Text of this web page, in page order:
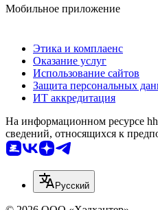
Мобильное приложение
Этика и комплаенс
Оказание услуг
Использование сайтов
Защита персональных
ИТ аккредитация
На информационном ресурсе
сведений, относящихся к
Русский